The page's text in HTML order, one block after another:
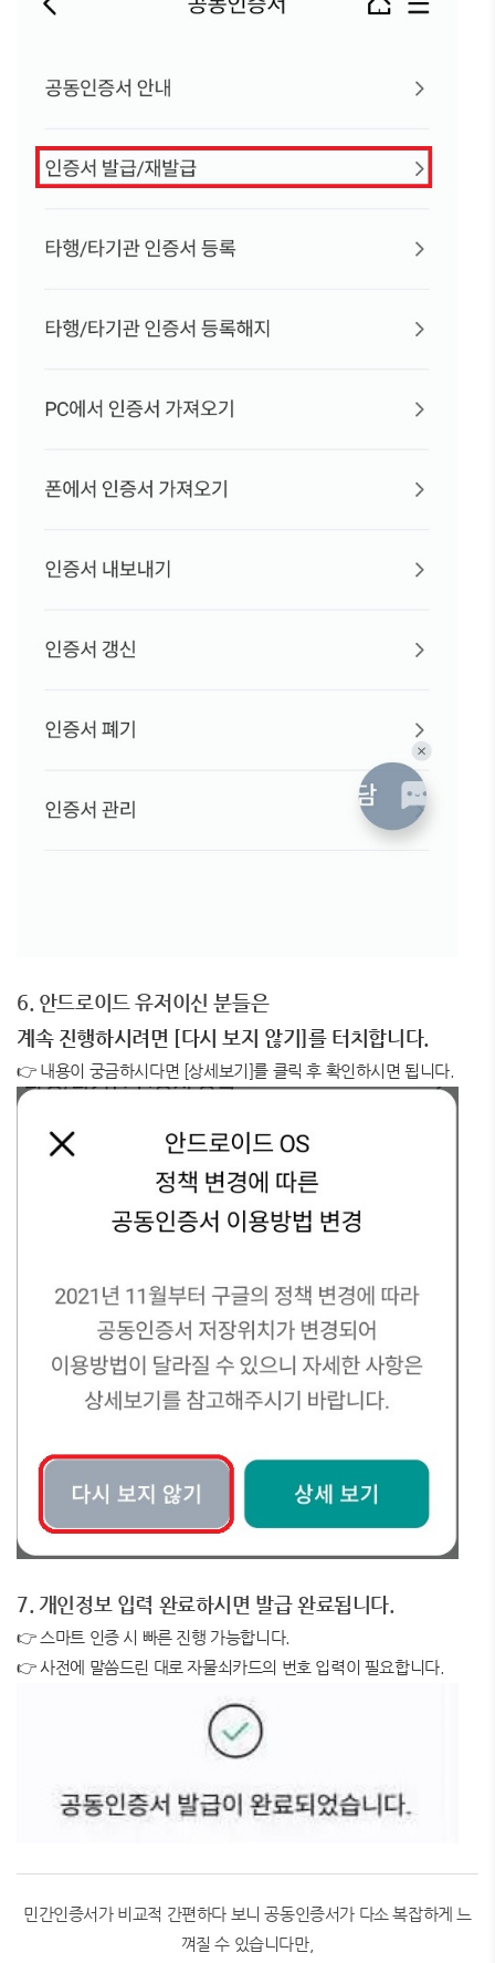
6. 안드로이드 유저이신 분들은
계속 진행하시려면 [다시 보지 않기]를 터치합니다.
👉 내용이 궁금하시다면 [상세보기]를 클릭 후 확인하시면 됩니다.
7. 개인정보 입력 완료하시면 발급 완료됩니다.
👉 스마트 인증 시 빠른 진행 가능합니다.
👉 사전에 말씀드린 대로 자물쇠카드의 번호 입력이 필요합니다.
민간인증서가 비교적 간편하다 보니 공동인증서가 다소 복잡하게 느
껴질 수 있습니다만,